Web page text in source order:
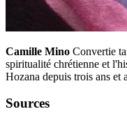
Camille Mino Convertie
spiritualité chrétienne et
Hozana depuis trois ans et
Sources